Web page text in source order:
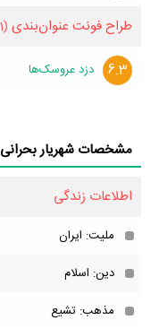
طراح فونت عنوان‌بندی (1 اثر)
6.3 دزد عروسک‌ها
مشخصات شهریار بحرانی
اطلاعات زندگی
ملیت: ایران
دین: اسلام
مذهب: تشیع